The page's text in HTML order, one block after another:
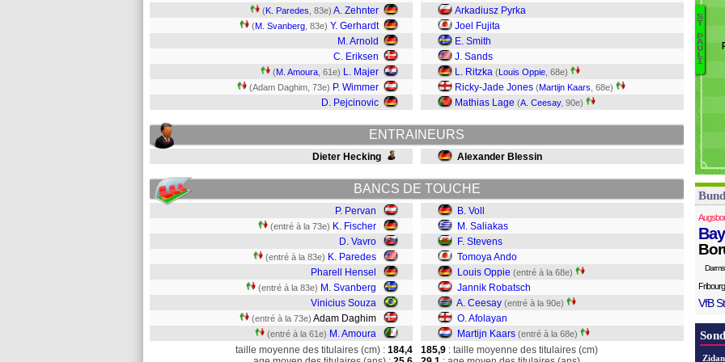
(K. Paredes , 83e) A. Zehnter
(M. Svanberg , 83e) Y. Gerhardt
M. Arnold
C. Eriksen
(M. Amoura , 61e) L. Majer
(Adam Daghim, 73e) P. Wimmer
D. Pejcinovic
Arkadiusz Pyrka
Joel Fujita
E. Smith
J. Sands
L. Ritzka (Louis Oppie , 68e)
Ricky-Jade Jones (Martijn Kaars , 68e)
Mathias Lage (A. Ceesay, 90e)
ENTRAINEURS
Dieter Hecking Alexander Blessin
BANCS DE TOUCHE
P. Pervan
(entré à la 73e) K. Fischer
D. Vavro
(entré à la 83e) K. Paredes
Pharell Hensel
(entré à la 83e) M. Svanberg
Vinicius Souza
(entré à la 73e) Adam Daghim
(entré à la 61e) M. Amoura
B. Voll
M. Saliakas
F. Stevens
Tomoya Ando
Louis Oppie (entré à la 68e)
Jannik Robatsch
A. Ceesay (entré à la 90e)
O. Afolayan
Martijn Kaars (entré à la 68e)
taille moyenne des titulaires (cm) : 184,4
185,9 : taille moyenne des titulaires (cm)
S
T
P
A
U
L
I
Fribourg
VfB